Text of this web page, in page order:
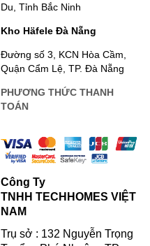
Du, Tỉnh Bắc Ninh
Kho Häfele Đà Nẵng
Đường số 3, KCN Hòa Cầm,
Quận Cẩm Lệ, TP. Đà Nẵng
PHƯƠNG THỨC THANH
TOÁN
Công Ty
TNHH TECHHOMES VIỆT
NAM
Trụ sở : 132 Nguyễn Trọng